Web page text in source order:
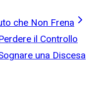
che Non Frena
il Controllo
una Discesa